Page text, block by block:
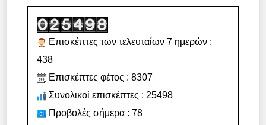
Επισκέπτες των τελευταίων 7 ημερών :
438
Επισκέπτες φέτος : 8307
Συνολικοί επισκέπτες : 25498
Προβολές σήμερα : 78